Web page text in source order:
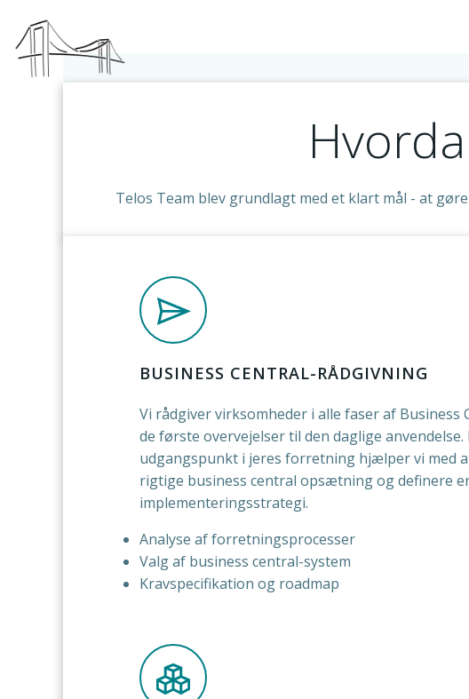
content
Telos Team blev grundlagt med et klart mål - at
BUSINESS CENTRAL-RÅDGIVNING
Vi rådgiver virksomheder i alle faser af Business
de første overvejelser til den daglige anvendelse.
udgangspunkt i jeres forretning hjælper vi med
rigtige business central opsætning og definere
implementeringsstrategi.
Analyse af forretningsprocesser
Valg af business central-system
Kravspecifikation og roadmap